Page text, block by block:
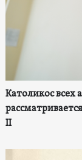
Католикос всех
II